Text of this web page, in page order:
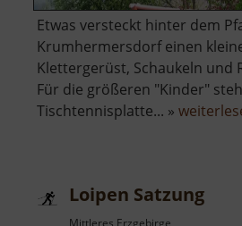
Etwas versteckt hinter dem
Krumhermersdorf einen
Klettergerüst, Schaukeln und
Für die größeren "Kinder"
Tischtennisplatte... »
Loipen Satzung